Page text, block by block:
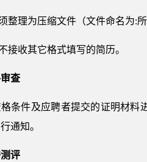
整理为压缩文件（文件命名为:
接收其它格式填写的简历。
查
条件及应聘者提交的证明材料
通知。
评